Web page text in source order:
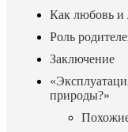
Как любовь и
Роль
Заключение
природы?»